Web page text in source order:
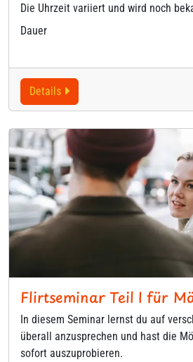
Die Uhrzeit variiert und wird noch
Dauer
Details
Flirtseminar Teil I für
In diesem Seminar lernst du auf
überall anzusprechen und hast die
sofort auszuprobieren.